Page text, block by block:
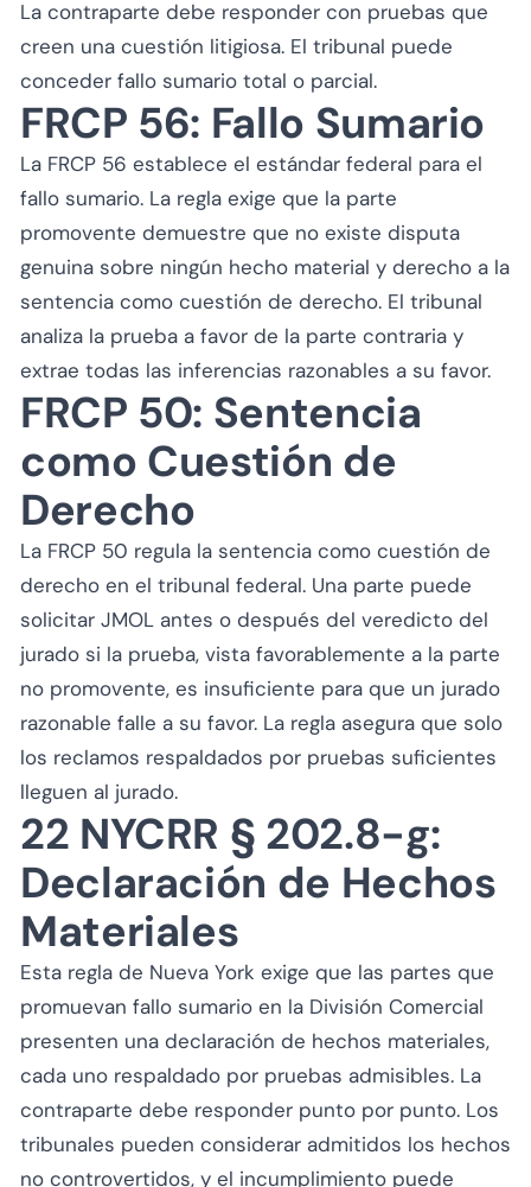
La contraparte debe responder con pruebas que
creen una cuestión litigiosa. El tribunal puede
conceder fallo sumario total o parcial.
FRCP 56: Fallo Sumario
La FRCP 56 establece el estándar federal para el
fallo sumario. La regla exige que la parte
promovente demuestre que no existe disputa
genuina sobre ningún hecho material y derecho a la
sentencia como cuestión de derecho. El tribunal
analiza la prueba a favor de la parte contraria y
extrae todas las inferencias razonables a su favor.
FRCP 50: Sentencia
como Cuestión de
Derecho
La FRCP 50 regula la sentencia como cuestión de
derecho en el tribunal federal. Una parte puede
solicitar JMOL antes o después del veredicto del
jurado si la prueba, vista favorablemente a la parte
no promovente, es insuficiente para que un jurado
razonable falle a su favor. La regla asegura que solo
los reclamos respaldados por pruebas suficientes
lleguen al jurado.
22 NYCRR § 202.8-g:
Declaración de Hechos
Materiales
Esta regla de Nueva York exige que las partes que
promuevan fallo sumario en la División Comercial
presenten una declaración de hechos materiales,
cada uno respaldado por pruebas admisibles. La
contraparte debe responder punto por punto. Los
tribunales pueden considerar admitidos los hechos
no controvertidos, y el incumplimiento puede